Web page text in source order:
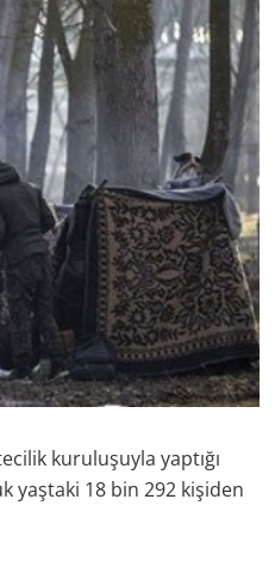
kuruluşuyla yaptığı
yaştaki 18 bin 292 kişiden